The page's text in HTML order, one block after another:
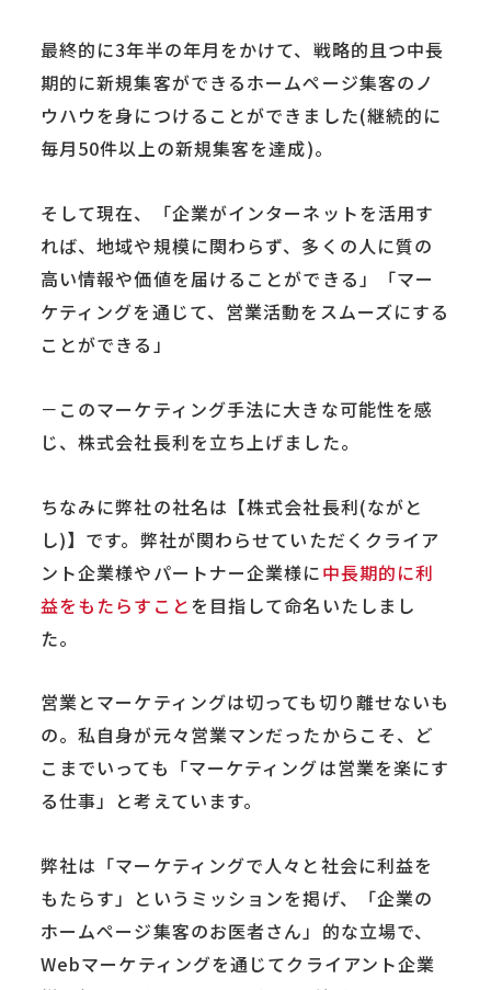
最終的に3年半の年月をかけて、戦略的且つ中長
期的に新規集客ができるホームページ集客のノ
ウハウを身につけることができました(継続的に
毎月50件以上の新規集客を達成)。
そして現在、「企業がインターネットを活用す
れば、地域や規模に関わらず、多くの人に質の
高い情報や価値を届けることができる」「マー
ケティングを通じて、営業活動をスムーズにする
ことができる」
－このマーケティング手法に大きな可能性を感
じ、株式会社長利を立ち上げました。
ちなみに弊社の社名は【株式会社長利(ながと
し)】です。弊社が関わらせていただくクライア
ント企業様やパートナー企業様に中長期的に利
益をもたらすことを目指して命名いたしまし
た。
営業とマーケティングは切っても切り離せないも
の。私自身が元々営業マンだったからこそ、ど
こまでいっても「マーケティングは営業を楽にす
る仕事」と考えています。
弊社は「マーケティングで人々と社会に利益を
もたらす」というミッションを掲げ、「企業の
ホームページ集客のお医者さん」的な立場で、
Webマーケティングを通じてクライアント企業